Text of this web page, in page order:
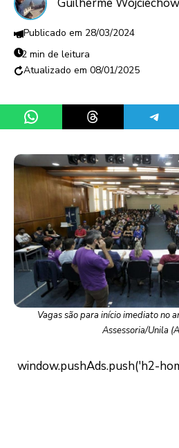
28/03/2024
2 min de leitura
08/01/2025
Share on WhatsAppShare on Threads
Vagas são para início imediato no
Assessoria/Unila